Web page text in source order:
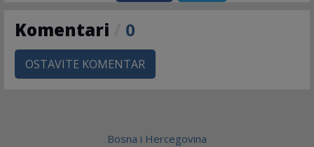
Komentari 0
OSTAVITE KOMENTAR
Bosna i Hercegovina